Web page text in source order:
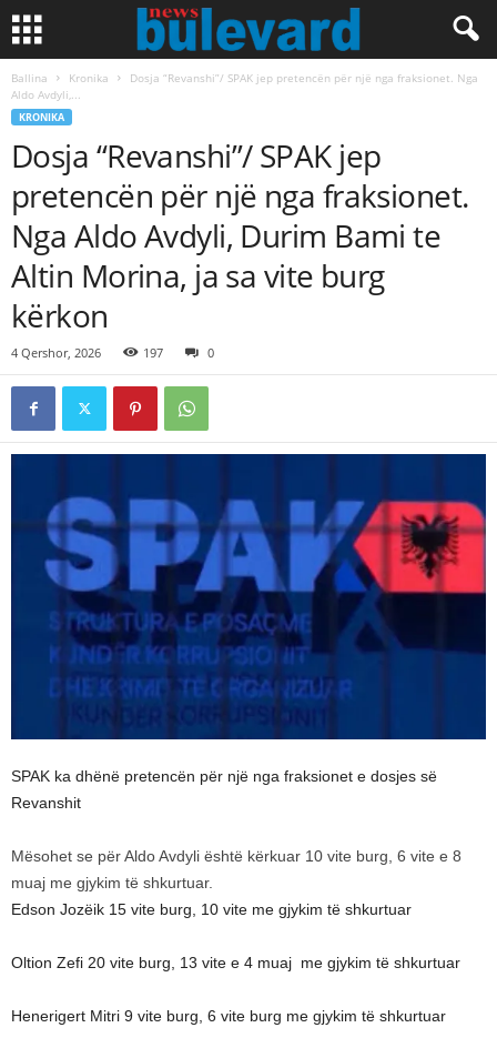
Ballina Kronika
Dosja “Revanshi”/ SPAK jep pretencën për një nga fraksionet. Nga
Aldo Avdyli,...
KRONIKA
Dosja “Revanshi”/ SPAK jep
pretencën për një nga fraksionet.
Nga Aldo Avdyli, Durim Bami te
Altin Morina, ja sa vite burg
kërkon
4 Qershor, 2026 197 0
SPAK ka dhënë pretencën për një nga fraksionet e dosjes së
Revanshit
Mësohet se për Aldo Avdyli është kërkuar 10 vite burg, 6 vite e 8
muaj me gjykim të shkurtuar.
Edson Jozëik 15 vite burg, 10 vite me gjykim të shkurtuar
Oltion Zefi 20 vite burg, 13 vite e 4 muaj me gjykim të shkurtuar
Henerigert Mitri 9 vite burg, 6 vite burg me gjykim të shkurtuar